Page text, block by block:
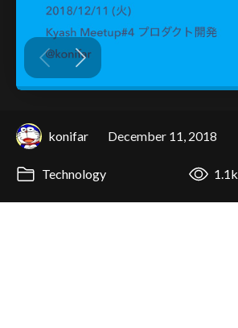
konifar December 11, 2018
Technology 1.1k